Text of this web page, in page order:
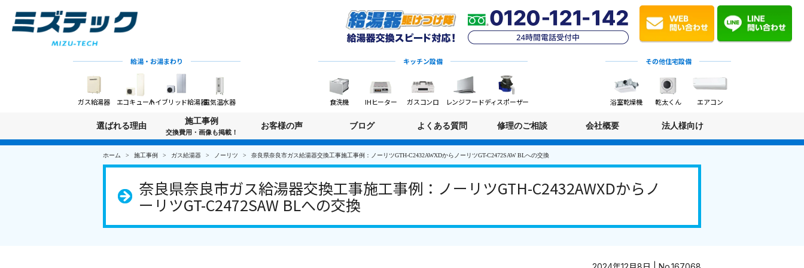
給湯・お湯まわり
ガス給湯器 エコキュートハイブリッド給湯器電気温水器
キッチン設備
食洗機 IHヒーター ガスコンロ レンジフードディスポーザー
その他住宅設備
浴室乾燥機 乾太くん エアコン
選ばれる理由
施工事例
交換費用・画像も掲載！
お客様の声 ブログ よくある質問 修理のご相談 会社概要 法人様向け
ホーム 施工事例 ガス給湯器 ノーリツ 奈良県奈良市ガス給湯器交換工事施工事例：ノーリツGTH-C2432AWXDからノーリツGT-C2472SAW BLへの交換
奈良県奈良市ガス給湯器交換工事施工事例：ノーリツGTH-C2432AWXDからノ
ーリツGT-C2472SAW BLへの交換